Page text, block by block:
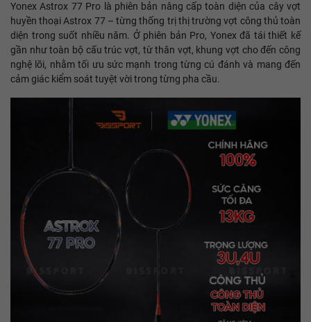
Yonex Astrox 77 Pro là phiên bản nâng cấp toàn diện của cây vợt
huyền thoại Astrox 77 – từng thống trị thị trường vợt công thủ toàn
diện trong suốt nhiều năm. Ở phiên bản Pro, Yonex đã tái thiết kế
gần như toàn bộ cấu trúc vợt, từ thân vợt, khung vợt cho đến công
nghệ lõi, nhằm tối ưu sức mạnh trong từng cú đánh và mang đến
cảm giác kiểm soát tuyệt vời trong từng pha cầu.